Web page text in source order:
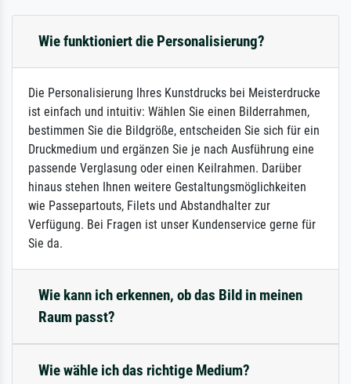
Wie funktioniert die Personalisierung?
Die Personalisierung Ihres Kunstdrucks bei Meisterdrucke
ist einfach und intuitiv: Wählen Sie einen Bilderrahmen,
bestimmen Sie die Bildgröße, entscheiden Sie sich für ein
Druckmedium und ergänzen Sie je nach Ausführung eine
passende Verglasung oder einen Keilrahmen. Darüber
hinaus stehen Ihnen weitere Gestaltungsmöglichkeiten
wie Passepartouts, Filets und Abstandhalter zur
Verfügung. Bei Fragen ist unser Kundenservice gerne für
Sie da.
Wie kann ich erkennen, ob das Bild in meinen
Raum passt?
Wie wähle ich das richtige Medium?